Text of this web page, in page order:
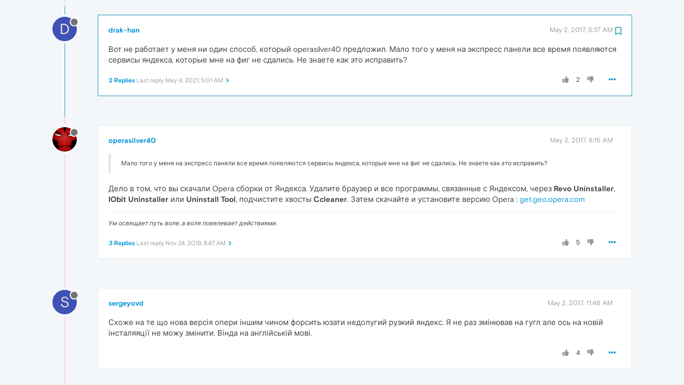
D drak-han May 2, 2017, 5:37 AM
Вот не работает у меня ни один способ, который operasilver40 предложил. Мало того у меня на экспресс панели все время появляются
сервисы яндекса, которые мне на фиг не сдались. Не знаете как это исправить?
2
2 Replies Last reply May 4, 2021, 5:01 AM
operasilver40 May 2, 2017, 8:15 AM
Мало того у меня на экспресс панели все время появляются сервисы яндекса, которые мне на фиг не сдались. Не знаете как это исправить?
Дело в том, что вы скачали Opera сборки от Яндекса. Удалите браузер и все программы, связанные с Яндексом, через Revo Uninstaller,
IObit Uninstaller или Uninstall Tool, подчистите хвосты Ccleaner. Затем скачайте и установите версию Opera : get.geo.opera.com
Ум освещает путь воле, а воля повелевает действиями.
5
3 Replies Last reply Nov 24, 2019, 8:47 AM
S sergeyovd May 2, 2017, 11:48 AM
Схоже на те що нова версія опери іншим чином форсить юзати недолугий рузкий яндекс. Я не раз змінював на гугл але ось на новій
інсталяяції не можу змінити. Вінда на англійській мові.
4